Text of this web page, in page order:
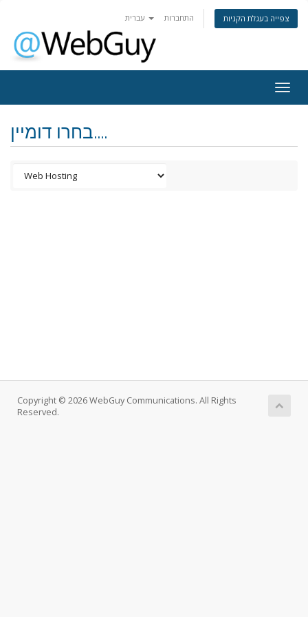
התחברות צפייה בעגלת הקניות
בחרו דומיין....
Copyright © 2026 WebGuy Communications. All Rights
Reserved.